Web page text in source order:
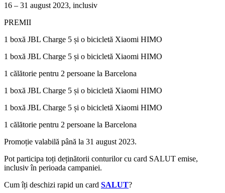
16 – 31 august 2023, inclusiv
PREMII
1 boxă JBL Charge 5 și o bicicletă Xiaomi HIMO
1 boxă JBL Charge 5 și o bicicletă Xiaomi HIMO
1 călătorie pentru 2 persoane la Barcelona
1 boxă JBL Charge 5 și o bicicletă Xiaomi HIMO
1 boxă JBL Charge 5 și o bicicletă Xiaomi HIMO
1 călătorie pentru 2 persoane la Barcelona
Promoție valabilă până la 31 august 2023.
Pot participa toți deținătorii conturilor cu card SALUT emise,
inclusiv în perioada campaniei.
Cum îți deschizi rapid un card SALUT?